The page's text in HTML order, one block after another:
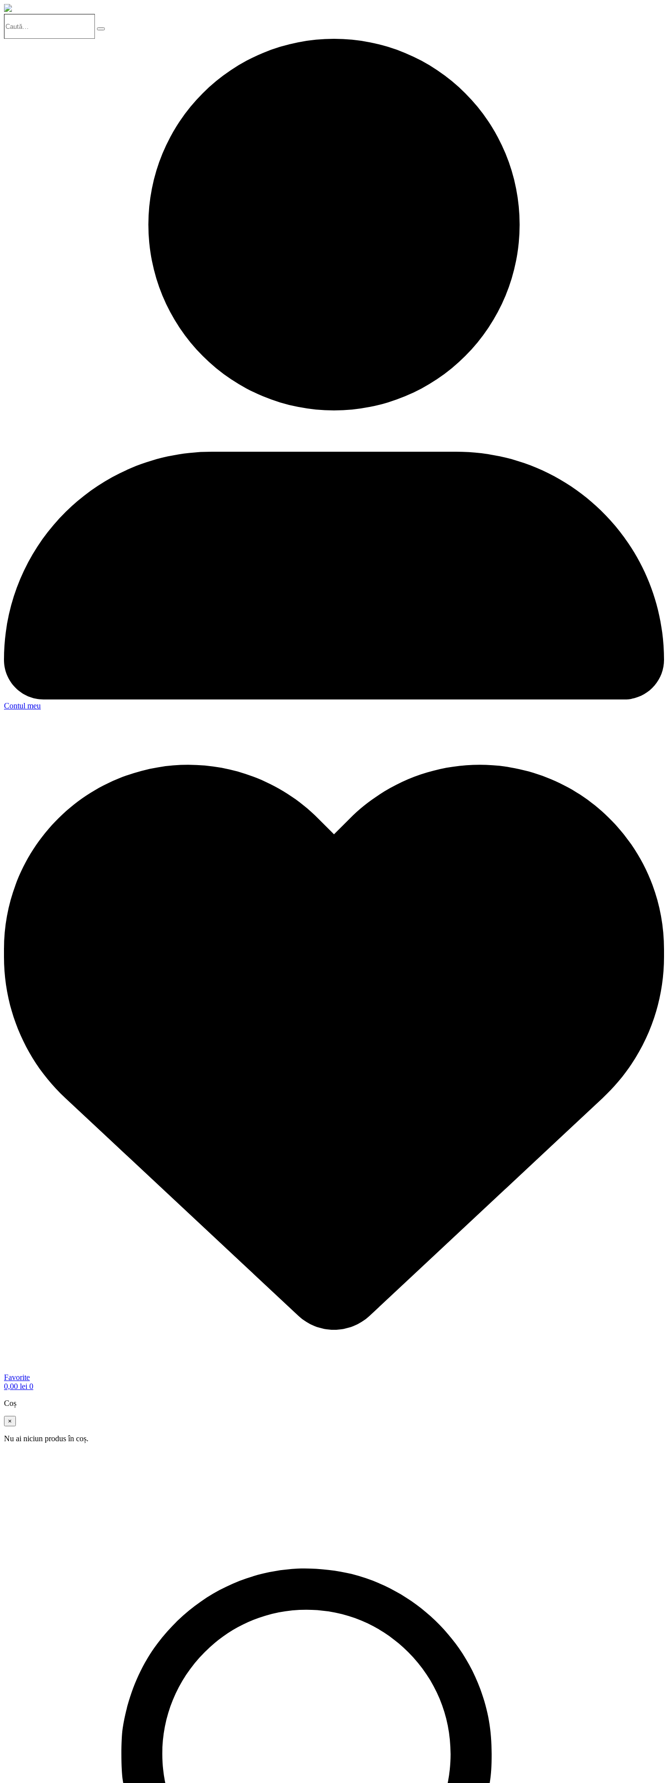
Search
Contul meu
Favorite
0,00 lei 0
Coș
×
Nu ai niciun produs în coș.